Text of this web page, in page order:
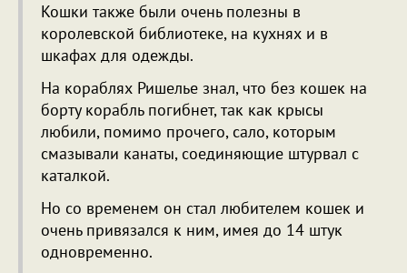
Кошки также были очень полезны в
королевской библиотеке, на кухнях и в
шкафах для одежды.
На кораблях Ришелье знал, что без кошек на
борту корабль погибнет, так как крысы
любили, помимо прочего, сало, которым
смазывали канаты, соединяющие штурвал с
каталкой.
Но со временем он стал любителем кошек и
очень привязался к ним, имея до 14 штук
одновременно.